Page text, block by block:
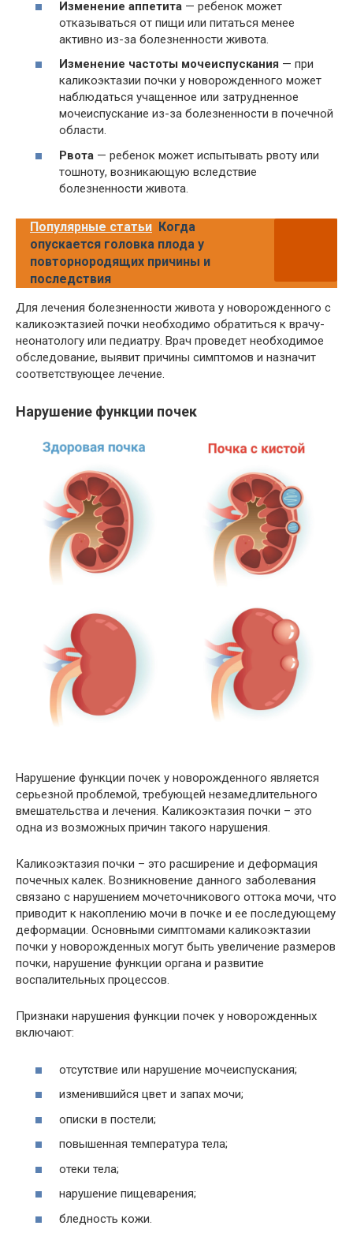
Изменение аппетита — ребенок может
отказываться от пищи или питаться менее
активно из-за болезненности живота.
Изменение частоты мочеиспускания — при
каликоэктазии почки у новорожденного может
наблюдаться учащенное или затрудненное
мочеиспускание из-за болезненности в почечной
области.
Рвота — ребенок может испытывать рвоту или
тошноту, возникающую вследствие
болезненности живота.
Популярные статьи Когда
опускается головка плода у
повторнородящих причины и
последствия
Для лечения болезненности живота у новорожденного с
каликоэктазией почки необходимо обратиться к врачу-
неонатологу или педиатру. Врач проведет необходимое
обследование, выявит причины симптомов и назначит
соответствующее лечение.
Нарушение функции почек
Нарушение функции почек у новорожденного является
серьезной проблемой, требующей незамедлительного
вмешательства и лечения. Каликоэктазия почки – это
одна из возможных причин такого нарушения.
Каликоэктазия почки – это расширение и деформация
почечных калек. Возникновение данного заболевания
связано с нарушением мочеточникового оттока мочи, что
приводит к накоплению мочи в почке и ее последующему
деформации. Основными симптомами каликоэктазии
почки у новорожденных могут быть увеличение размеров
почки, нарушение функции органа и развитие
воспалительных процессов.
Признаки нарушения функции почек у новорожденных
включают:
отсутствие или нарушение мочеиспускания;
изменившийся цвет и запах мочи;
описки в постели;
повышенная температура тела;
отеки тела;
нарушение пищеварения;
бледность кожи.